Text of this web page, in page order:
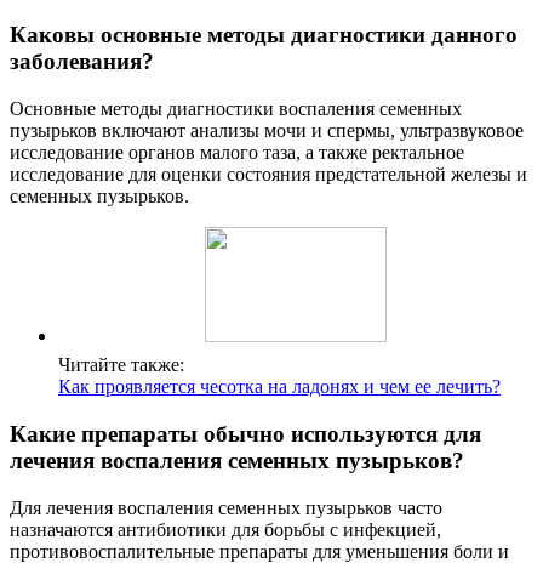
Каковы основные методы диагностики данного
заболевания?
Основные методы диагностики воспаления семенных
пузырьков включают анализы мочи и спермы, ультразвуковое
исследование органов малого таза, а также ректальное
исследование для оценки состояния предстательной железы и
семенных пузырьков.
Читайте также:
Как проявляется чесотка на ладонях и чем ее лечить?
Какие препараты обычно используются для
лечения воспаления семенных пузырьков?
Для лечения воспаления семенных пузырьков часто
назначаются антибиотики для борьбы с инфекцией,
противовоспалительные препараты для уменьшения боли и